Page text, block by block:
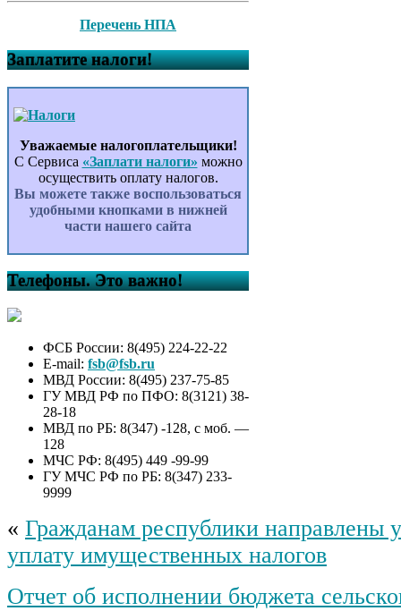
Перечень НПА
Заплатите налоги!
Уважаемые налогоплательщики!
С Сервиса «Заплати налоги» можно
осуществить оплату налогов.
Вы можете также воспользоваться
удобными кнопками в нижней
части нашего сайта
Телефоны. Это важно!
ФСБ России: 8(495) 224-22-22
E-mail: fsb@fsb.ru
МВД России: 8(495) 237-75-85
ГУ МВД РФ по ПФО: 8(3121) 38-
28-18
МВД по РБ: 8(347) -128, с моб. —
128
МЧС РФ: 8(495) 449 -99-99
ГУ МЧС РФ по РБ: 8(347) 233-
9999
« Гражданам республики направлены
уплату имущественных налогов
Отчет об исполнении бюджета